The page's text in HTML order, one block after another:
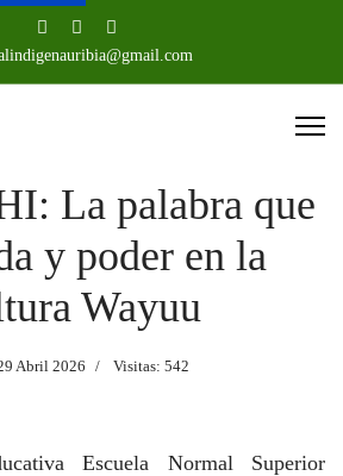
La palabra que
y poder en la
Wayuu
Abril 2026 Visitas: 542
Escuela Normal Superior